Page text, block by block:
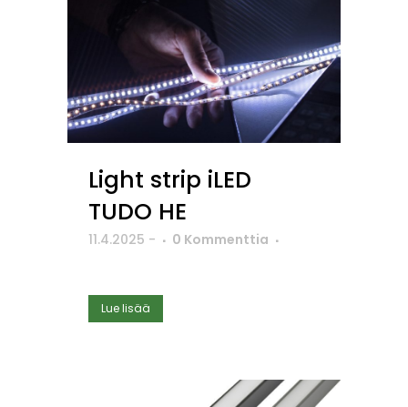
Light strip iLED
TUDO HE
11.4.2025 - 0 Kommenttia
Lue lisää